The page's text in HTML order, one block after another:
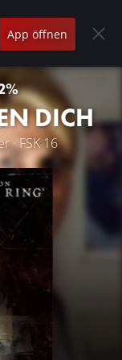
App öffnen
DICH
· FSK 16